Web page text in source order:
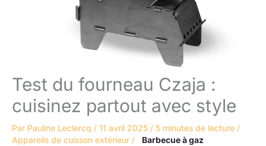
Test du fourneau Czaja :
cuisinez partout avec style
Par Pauline Leclercq / 11 avril 2025 / 5 minutes de lecture /
Appareils de cuisson extérieur /
Barbecue à gaz